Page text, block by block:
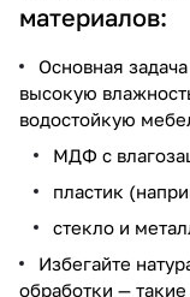
материалов:
Основная
высокую
водостойкую
МДФ с
пластик
стекло и
Избегайте
обработки —